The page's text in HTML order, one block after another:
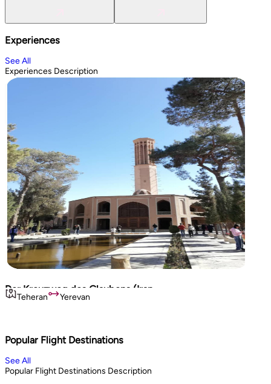
Experiences
See All
Experiences Description
Der Kreuzweg des Glaubens (Iran
& Armenien)
Teheran
Yerevan
Book Now
Popular Flight Destinations
See All
Popular Flight Destinations Description